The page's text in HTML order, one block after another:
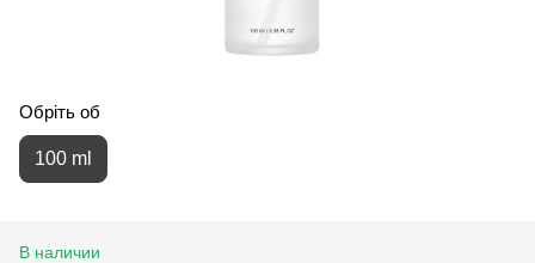
Обріть об
100 ml
В наличии